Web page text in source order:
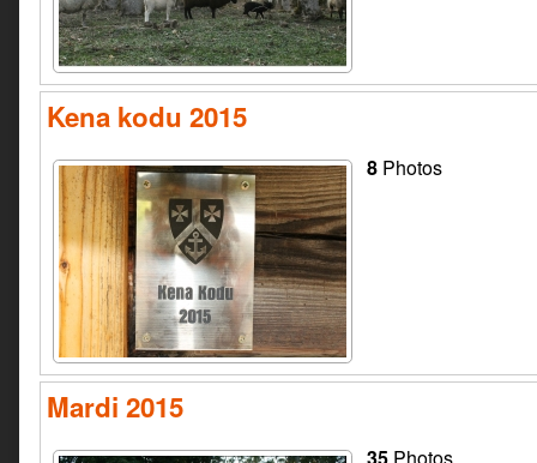
Kena kodu 2015
8 Photos
Mardi 2015